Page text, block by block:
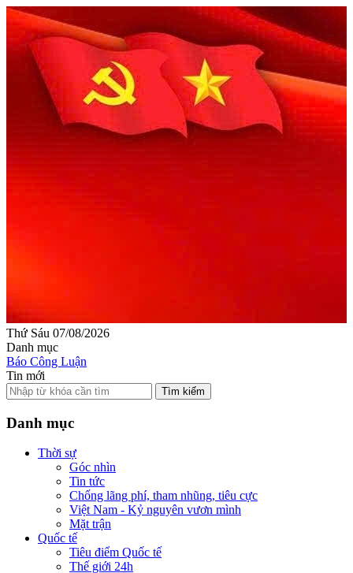
Thứ Sáu 07/08/2026
Danh mục
Báo Công Luận
Tin mới
Tìm kiếm
Danh mục
Thời sự
Góc nhìn
Tin tức
Chống lãng phí, tham nhũng, tiêu cực
Việt Nam - Kỷ nguyên vươn mình
Mặt trận
Quốc tế
Tiêu điểm Quốc tế
Thế giới 24h